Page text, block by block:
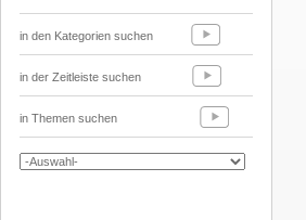
in den Kategorien suchen
in der Zeitleiste suchen
in Themen suchen